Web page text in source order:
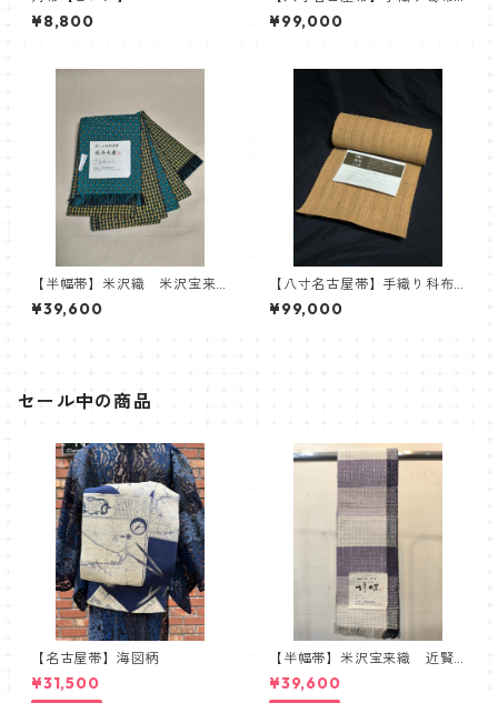
¥8,800
名古屋帯 葛布 自然布 八
寸名古屋
¥99,000
【半幅帯】米沢織 米沢宝来
織 近賢織物謹製 おしゃれ
四寸帯 北斗七星
¥39,600
【八寸名古屋帯】手織り科布
名古屋帯 シナ布 砧打ち
八寸名古屋
¥99,000
セール中の商品
【名古屋帯】海図柄
¥31,500
【半幅帯】米沢宝来織 近賢
織物謹製 胡蝶 ラベンダー
¥39,600